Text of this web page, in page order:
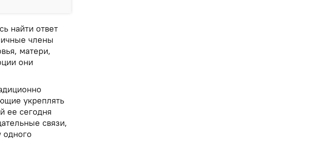
найти ответ
члены
матери,
они
укреплять
ее сегодня
связи,